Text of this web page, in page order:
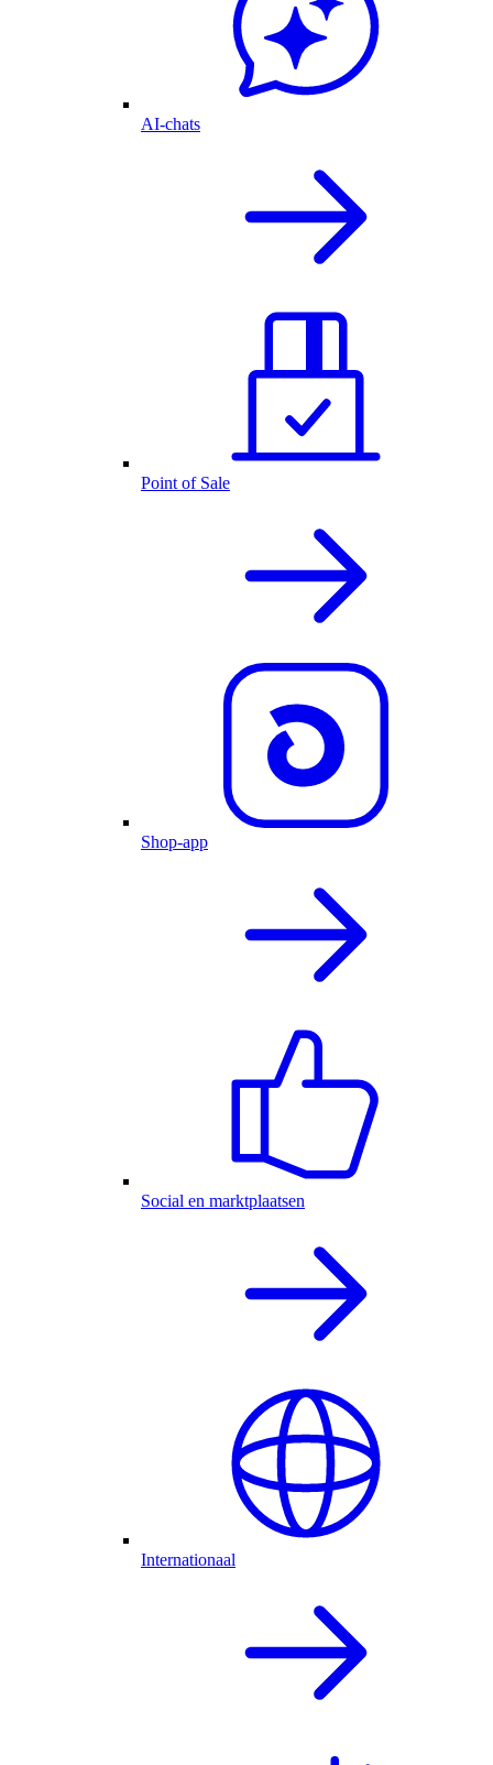
AI-chats
Point of Sale
Shop-app
Social en marktplaatsen
Internationaal